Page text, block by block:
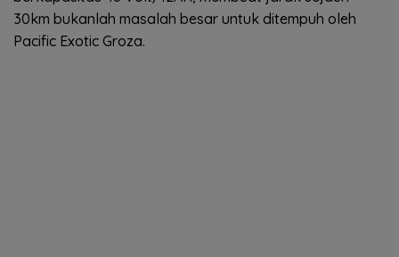
30km bukanlah masalah besar untuk ditempuh oleh
Pacific Exotic Groza.